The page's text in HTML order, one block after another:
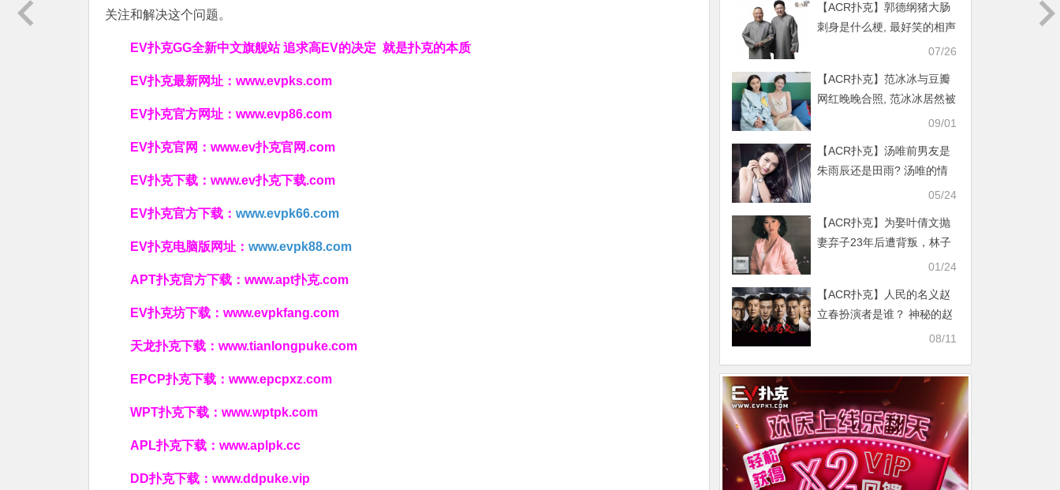
关注和解决这个问题。
EV扑克GG全新中文旗舰站追求高EV的决定 就是扑克的本质
EV扑克最新网址： www.evpks.com
EV扑克官方网址： www.evp86.com
EV扑克官网： www.ev扑克官网.com
EV扑克下载： www.ev扑克下载.com
EV扑克官方下载： www.evpk66.com
EV扑克电脑版网址： www.evpk88.com
APT扑克官方下载： www.apt扑克.com
EV扑克坊下载： www.evpkfang.com
天龙扑克下载： www.tianlongpuke.com
EPCP扑克下载： www.epcpxz.com
WPT扑克下载： www.wptpk.com
APL扑克下载： www.aplpk.cc
DD扑克下载： www.ddpuke.vip
【ACR扑克】郭德纲猪大肠
刺身是什么梗, 最好笑的相声
07/26
【ACR扑克】范冰冰与豆瓣
网红晚晚合照, 范冰冰居然被
09/01
【ACR扑克】汤唯前男友是
朱雨辰还是田雨? 汤唯的情
05/24
【ACR扑克】为娶叶倩文抛
妻弃子23年后遭背叛，林子
01/24
【ACR扑克】人民的名义赵
立春扮演者是谁？ 神秘的赵
08/11